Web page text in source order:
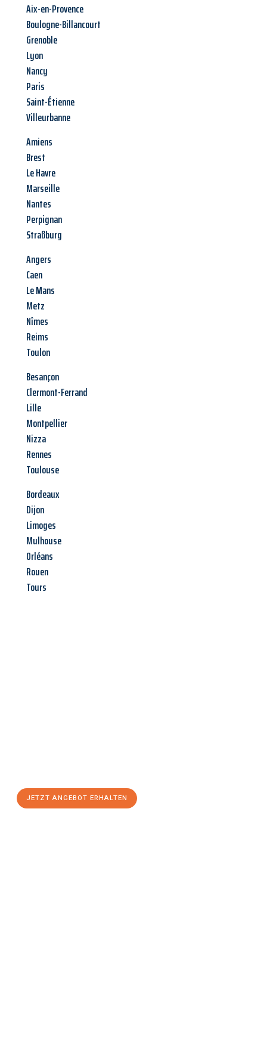
Aix-en-Provence
Boulogne-Billancourt
Grenoble
Lyon
Nancy
Paris
Saint-Étienne
Villeurbanne
Amiens
Brest
Le Havre
Marseille
Nantes
Perpignan
Straßburg
Angers
Caen
Le Mans
Metz
Nîmes
Reims
Toulon
Besançon
Clermont-Ferrand
Lille
Montpellier
Nizza
Rennes
Toulouse
Bordeaux
Dijon
Limoges
Mulhouse
Orléans
Rouen
Tours
JETZT ANGEBOT ERHALTEN